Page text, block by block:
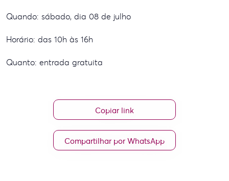
Quando: sábado, dia 08 de julho
Horário: das 10h às 16h
Quanto: entrada gratuita
Copiar link
Compartilhar por WhatsApp